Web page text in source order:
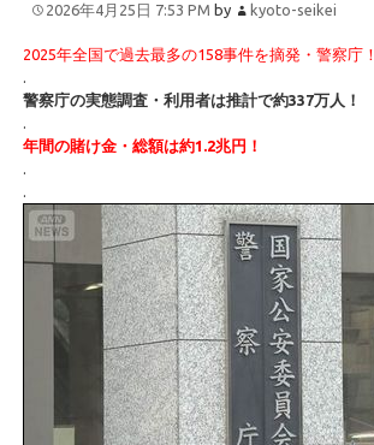
2026年4月25日 7:53 PM by kyoto-seikei
2025年全国で過去最多の158事件を摘発・警察庁！
.
警察庁の実態調査・利用者は推計で約337万人！
.
年間の賭け金・総額は約1.2兆円！
.
.